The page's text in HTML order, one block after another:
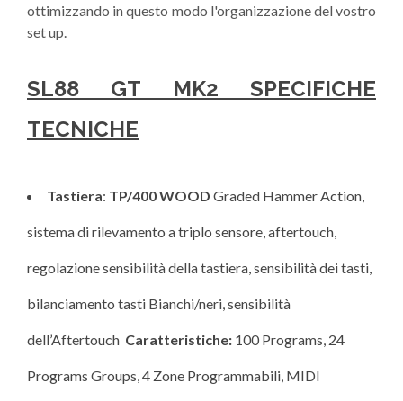
ottimizzando in questo modo l'organizzazione del vostro
set up.
SL88 GT MK2 SPECIFICHE
TECNICHE
Tastiera: TP/400 WOOD Graded Hammer Action,
sistema di rilevamento a triplo sensore, aftertouch,
regolazione sensibilità della tastiera, sensibilità dei tasti,
bilanciamento tasti Bianchi/neri, sensibilità
dell’Aftertouch Caratteristiche: 100 Programs, 24
Programs Groups, 4 Zone Programmabili, MIDI